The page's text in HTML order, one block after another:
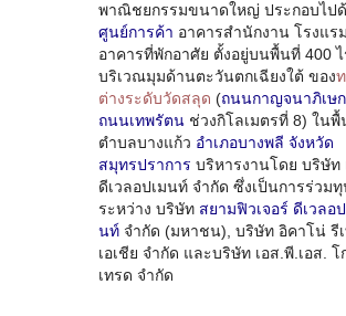
พาณิชยกรรมขนาดใหญ่ ประกอบไป
ศูนย์การค้า อาคารสำนักงาน โรงแร
อาคารที่พักอาศัย ตั้งอยู่บนพื้นที่ 400 ไ
บริเวณมุมด้านตะวันตกเฉียงใต้ ของ
ต่างระดับวัดสลุด (ถนนกาญจนาภิเษก
ถนนเทพรัตน ช่วงกิโลเมตรที่ 8) ในพื้
ตำบลบางแก้ว อำเภอบางพลี จังหวัด
สมุทรปราการ บริหารงานโดย บริษัท
ดีเวลอปเมนท์ จำกัด ซึ่งเป็นการร่วม
ระหว่าง บริษัท สยามฟิวเจอร์ ดีเวลอป
นท์ จำกัด (มหาชน), บริษัท อิคาโน่ รี
เอเชีย จำกัด และบริษัท เอส.พี.เอส. โ
เทรด จำกัด